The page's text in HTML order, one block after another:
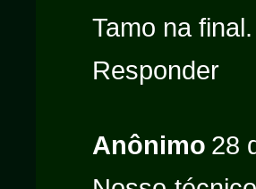
Tamo na
Responder
Anônimo 28